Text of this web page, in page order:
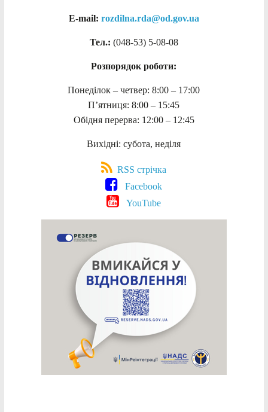
E-mail: rozdilna.rda@od.gov.ua
Тел.: (048-53) 5-08-08
Розпорядок роботи:
Понеділок – четвер: 8:00 – 17:00
П’ятниця: 8:00 – 15:45
Обідня перерва: 12:00 – 12:45
Вихідні: субота, неділя
RSS стрічка
Facebook
YouTube